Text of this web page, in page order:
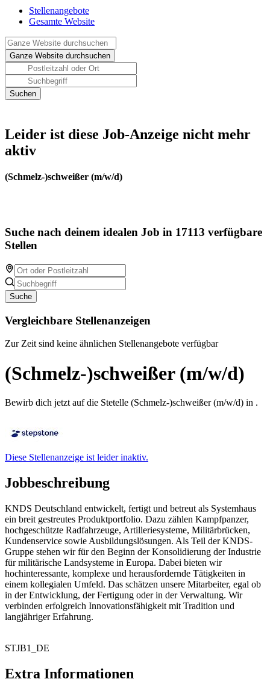
Stellenangebote
Gesamte Website
Leider ist diese Job-Anzeige nicht mehr
aktiv
(Schmelz-)schweißer (m/w/d)
Suche nach deinem idealen Job in 17113 verfügbare
Stellen
Suche
Vergleichbare Stellenanzeigen
Zur Zeit sind keine ähnlichen Stellenangebote verfügbar
(Schmelz-)schweißer (m/w/d)
Bewirb dich jetzt auf die Stetelle (Schmelz-)schweißer (m/w/d) in .
Diese Stellenanzeige ist leider inaktiv.
Jobbeschreibung
KNDS Deutschland entwickelt, fertigt und betreut als Systemhaus
ein breit gestreutes Produktportfolio. Dazu zählen Kampfpanzer,
hochgeschützte Radfahrzeuge, Artilleriesysteme, Militärbrücken,
Kundenservice sowie Ausbildungslösungen. Als Teil der KNDS-
Gruppe stehen wir für den Beginn der Konsolidierung der Industrie
für militärische Landsysteme in Europa. Dabei bieten wir
hochinteressante, komplexe und herausfordernde Tätigkeiten in
einem kollegialen Umfeld. Das schätzen unsere Mitarbeiter, egal ob
in der Entwicklung, der Fertigung oder in der Verwaltung. Wir
verbinden erfolgreich Innovationsfähigkeit mit Tradition und
langjähriger Erfahrung.
STJB1_DE
Extra Informationen